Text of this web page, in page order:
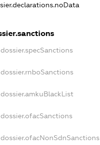
dossier.specSanctions
dossier.rnboSanctions
dossier.amkuBlackList
dossier.ofacSanctions
dossier.ofacNonSdnSanctions